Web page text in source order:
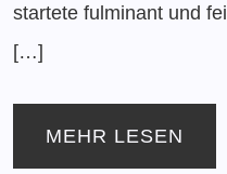
startete fulminant und
[…]
MEHR LESEN